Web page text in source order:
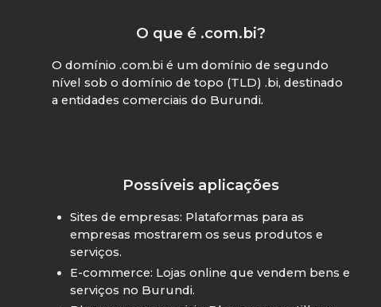
O que é .com.bi?
O domínio .com.bi é um domínio de segundo
nível sob o domínio de topo (TLD) .bi, destinado
a entidades comerciais do Burundi.
Possíveis aplicações
Sites de empresas: Plataformas para as
empresas mostrarem os seus produtos e
serviços.
E-commerce: Lojas online que vendem bens e
serviços no Burundi.